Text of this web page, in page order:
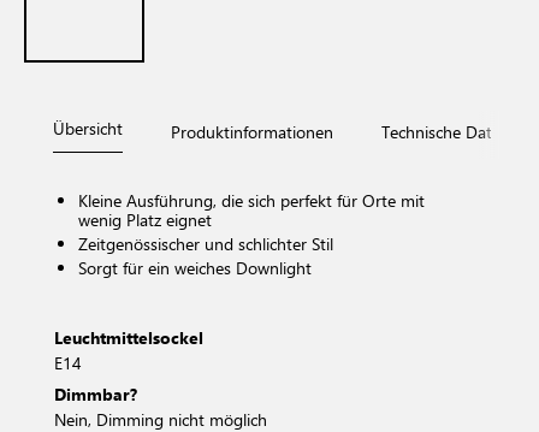
Übersicht Produktinformationen Technische Daten
Kleine Ausführung, die sich perfekt für Orte mit
wenig Platz eignet
Zeitgenössischer und schlichter Stil
Sorgt für ein weiches Downlight
Leuchtmittelsockel
E14
Dimmbar?
Nein, Dimming nicht möglich